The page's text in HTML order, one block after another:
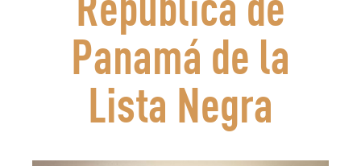
Panamá de la
Lista Negra